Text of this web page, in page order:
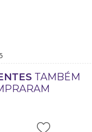
TAMBÉM